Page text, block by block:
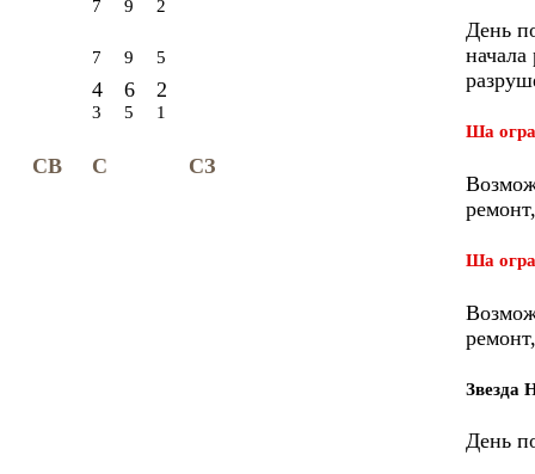
7 9 2
7
4
3
9
6
5
5
2
1
СВ С СЗ
День
Ша
Ша
Звезда
День